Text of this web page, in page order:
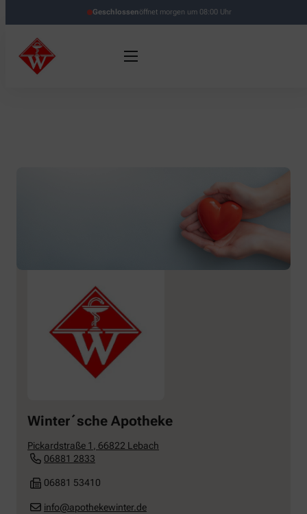
Geschlossenöffnet morgen um 08:00 Uhr
Winter´sche Apotheke
Pickardstraße 1 , 66822 Lebach
06881 2833
06881 53410
info@apothekewinter.de